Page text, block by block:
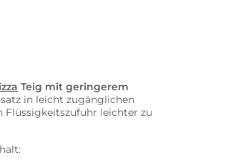
Teig mit geringerem
in leicht zugänglichen
Flüssigkeitszufuhr leichter zu